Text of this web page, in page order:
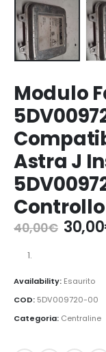
Modulo
Astra J
40,00€ Il
prezzo
30,00
Availability: Esaurito
COD: 5DV009720-00
Categoria: Centraline